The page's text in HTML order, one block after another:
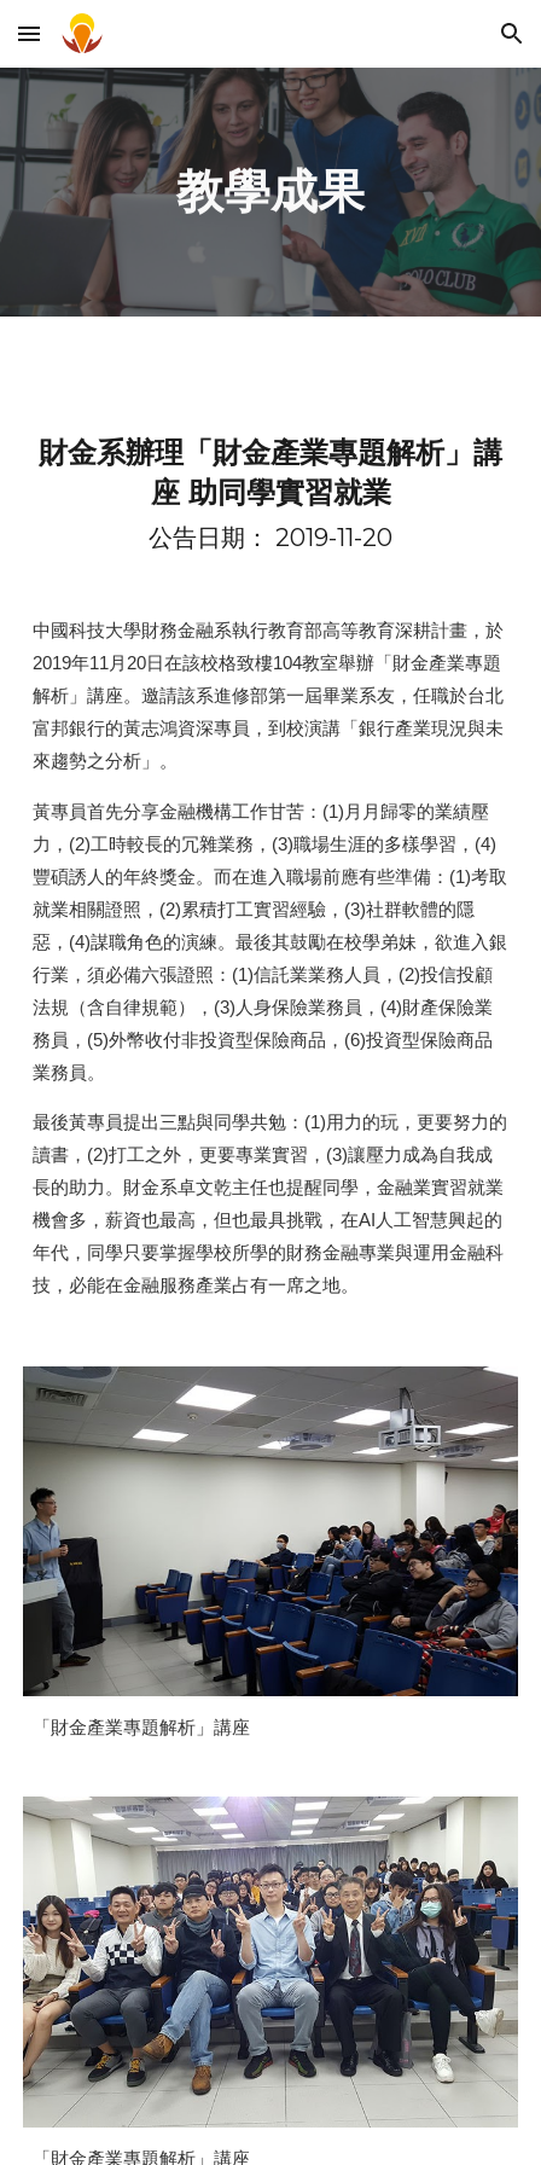
Skip to main content Skip to navigation
教學成果
財金系辦理「財金產業專題解析」講
座 助同學實習就業
公告日期： 2019-11-20
中國科技大學財務金融系執行教育部高等教育深耕計畫，於
2019年11月20日在該校格致樓104教室舉辦「財金產業專題
解析」講座。邀請該系進修部第一屆畢業系友，任職於台北
富邦銀行的黃志鴻資深專員，到校演講「銀行產業現況與未
來趨勢之分析」。
黃專員首先分享金融機構工作甘苦：(1)月月歸零的業績壓
力，(2)工時較長的冗雜業務，(3)職場生涯的多樣學習，(4)
豐碩誘人的年終獎金。而在進入職場前應有些準備：(1)考取
就業相關證照，(2)累積打工實習經驗，(3)社群軟體的隱
惡，(4)謀職角色的演練。最後其鼓勵在校學弟妹，欲進入銀
行業，須必備六張證照：(1)信託業業務人員，(2)投信投顧
法規（含自律規範），(3)人身保險業務員，(4)財產保險業
務員，(5)外幣收付非投資型保險商品，(6)投資型保險商品
業務員。
最後黃專員提出三點與同學共勉：(1)用力的玩，更要努力的
讀書，(2)打工之外，更要專業實習，(3)讓壓力成為自我成
長的助力。財金系卓文乾主任也提醒同學，金融業實習就業
機會多，薪資也最高，但也最具挑戰，在AI人工智慧興起的
年代，同學只要掌握學校所學的財務金融專業與運用金融科
技，必能在金融服務產業占有一席之地。
「財金產業專題解析」講座
「財金產業專題解析」講座